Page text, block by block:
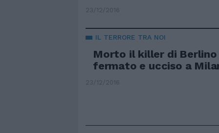
23/12/2016
IL TERRORE TRA NOI
Morto il killer di Berlino
fermato e ucciso a
23/12/2016